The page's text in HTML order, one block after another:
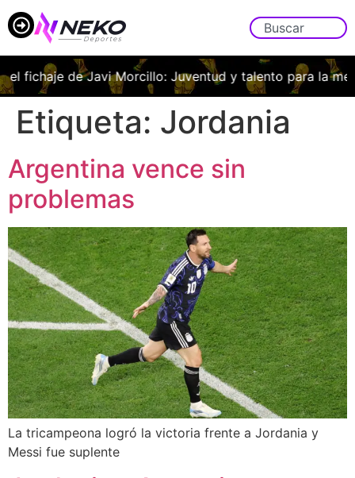
de Javi Morcillo: Juventud y talento para la
Etiqueta: Jordania
Argentina vence sin
problemas
La tricampeona logró la victoria frente a Jordania y
Messi fue suplente